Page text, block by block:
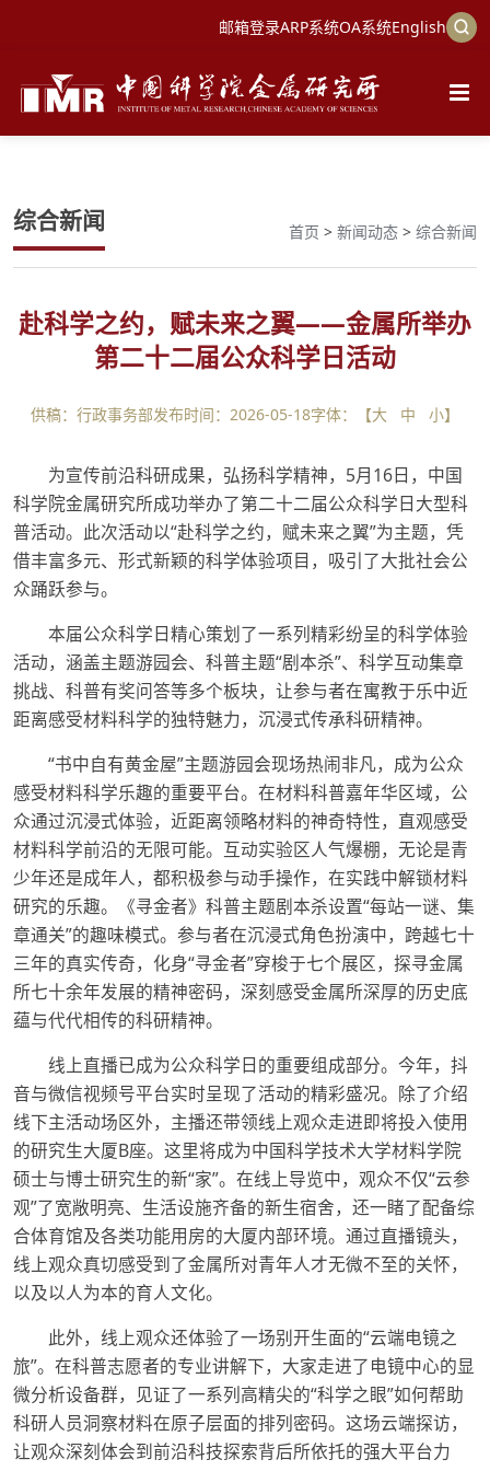
邮箱登录ARP系统OA系统English
综合新闻 首页 > 新闻动态 > 综合新闻
赴科学之约，赋未来之翼——金属所举办
第二十二届公众科学日活动
供稿：行政事务部发布时间：2026-05-18字体：【大 中 小】
为宣传前沿科研成果，弘扬科学精神，5月16日，中国
科学院金属研究所成功举办了第二十二届公众科学日大型科
普活动。此次活动以“赴科学之约，赋未来之翼”为主题，凭
借丰富多元、形式新颖的科学体验项目，吸引了大批社会公
众踊跃参与。
本届公众科学日精心策划了一系列精彩纷呈的科学体验
活动，涵盖主题游园会、科普主题“剧本杀”、科学互动集章
挑战、科普有奖问答等多个板块，让参与者在寓教于乐中近
距离感受材料科学的独特魅力，沉浸式传承科研精神。
“书中自有黄金屋”主题游园会现场热闹非凡，成为公众
感受材料科学乐趣的重要平台。在材料科普嘉年华区域，公
众通过沉浸式体验，近距离领略材料的神奇特性，直观感受
材料科学前沿的无限可能。互动实验区人气爆棚，无论是青
少年还是成年人，都积极参与动手操作，在实践中解锁材料
研究的乐趣。《寻金者》科普主题剧本杀设置“每站一谜、集
章通关”的趣味模式。参与者在沉浸式角色扮演中，跨越七十
三年的真实传奇，化身“寻金者”穿梭于七个展区，探寻金属
所七十余年发展的精神密码，深刻感受金属所深厚的历史底
蕴与代代相传的科研精神。
线上直播已成为公众科学日的重要组成部分。今年，抖
音与微信视频号平台实时呈现了活动的精彩盛况。除了介绍
线下主活动场区外，主播还带领线上观众走进即将投入使用
的研究生大厦B座。这里将成为中国科学技术大学材料学院
硕士与博士研究生的新“家”。在线上导览中，观众不仅“云参
观”了宽敞明亮、生活设施齐备的新生宿舍，还一睹了配备综
合体育馆及各类功能用房的大厦内部环境。通过直播镜头，
线上观众真切感受到了金属所对青年人才无微不至的关怀，
以及以人为本的育人文化。
此外，线上观众还体验了一场别开生面的“云端电镜之
旅”。在科普志愿者的专业讲解下，大家走进了电镜中心的显
微分析设备群，见证了一系列高精尖的“科学之眼”如何帮助
科研人员洞察材料在原子层面的排列密码。这场云端探访，
让观众深刻体会到前沿科技探索背后所依托的强大平台力